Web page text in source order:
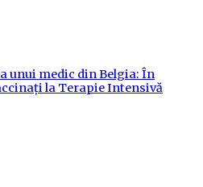
unui medic din Belgia: În
la Terapie Intensivă